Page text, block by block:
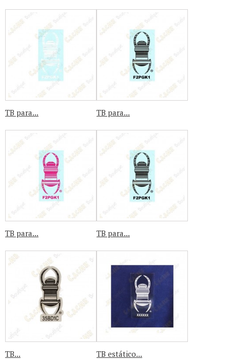
TB para... TB para...
TB para... TB para...
TB... TB estático...